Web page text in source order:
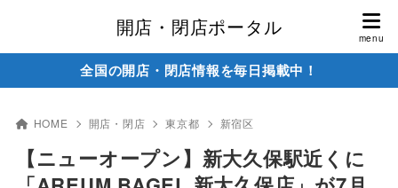
開店・閉店ポータル
全国の開店・閉店情報を毎日掲載中！
HOME 開店・閉店 東京都 新宿区
【ニューオープン】新大久保駅近くに